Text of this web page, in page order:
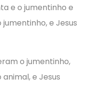
e o jumentinho e
e Jesus
o jumentinho,
e Jesus